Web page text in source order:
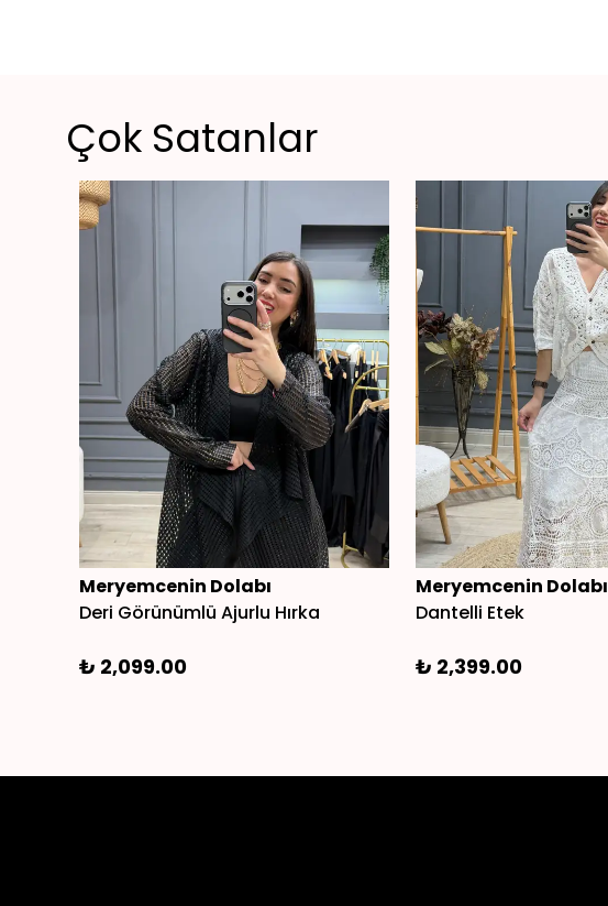
Çok Satanlar
Meryemcenin Dolabı
Deri Görünümlü Ajurlu Hırka
₺ 2,099.00
Meryemcenin Dolabı
Dantelli Etek
₺ 2,399.00